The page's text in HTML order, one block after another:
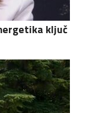
ključ